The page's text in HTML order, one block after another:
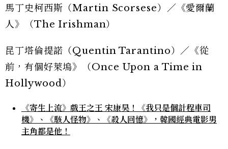
馬丁史柯西斯（Martin Scorsese）／《愛爾蘭
人》（The Irishman）
昆丁塔倫提諾（Quentin Tarantino）／《從
前，有個好萊塢》（Once Upon a Time in
Hollywood）
《寄生上流》戲王之王 宋康昊！《我只是個計程車司
機》、《駭人怪物》、《殺人回憶》，韓國經典電影男
主角都是他！